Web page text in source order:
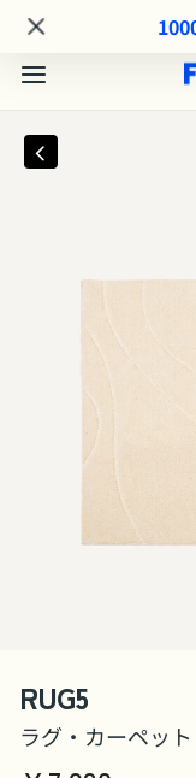
MA8シリーズ
RUG5
ラグ・カーペッ